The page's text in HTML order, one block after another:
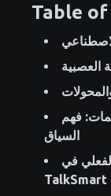
Table
فهم
السياق
في
TalkSmart